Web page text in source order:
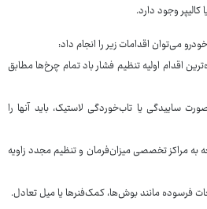
وجود دارد.
می‌توان اقدامات زیر را انجام داد:
اقدام اولیه تنظیم فشار باد تمام چرخ‌ها مطابق
ساییدگی یا تاب‌خوردگی لاستیک، باید آنها را
به مراکز تخصصی میزان‌فرمان و تنظیم مجدد زاویه
فرسوده مانند بوش‌ها، کمک‌فنرها یا میل تعادل.